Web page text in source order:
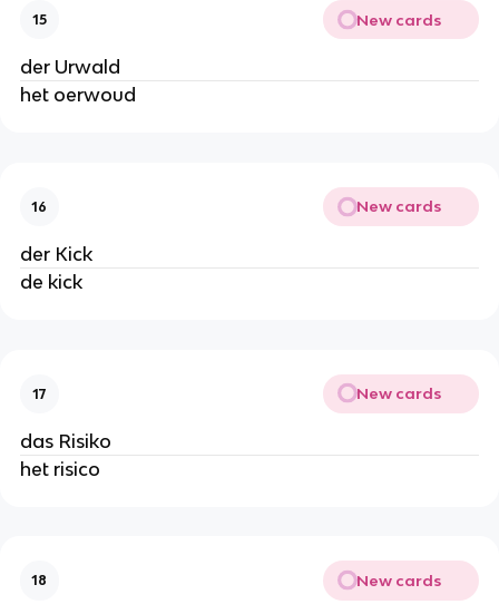
15 New cards
der Urwald
het oerwoud
16 New cards
der Kick
de kick
17 New cards
das Risiko
het risico
18 New cards